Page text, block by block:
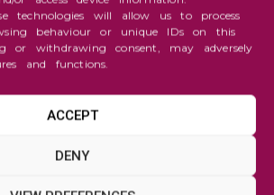
technologies will allow us to process
behaviour or unique IDs on this
or withdrawing consent, may adversely
and functions.
ACCEPT
DENYFigure